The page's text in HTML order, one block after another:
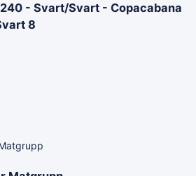
- Svart/Svart - Copacabana
8